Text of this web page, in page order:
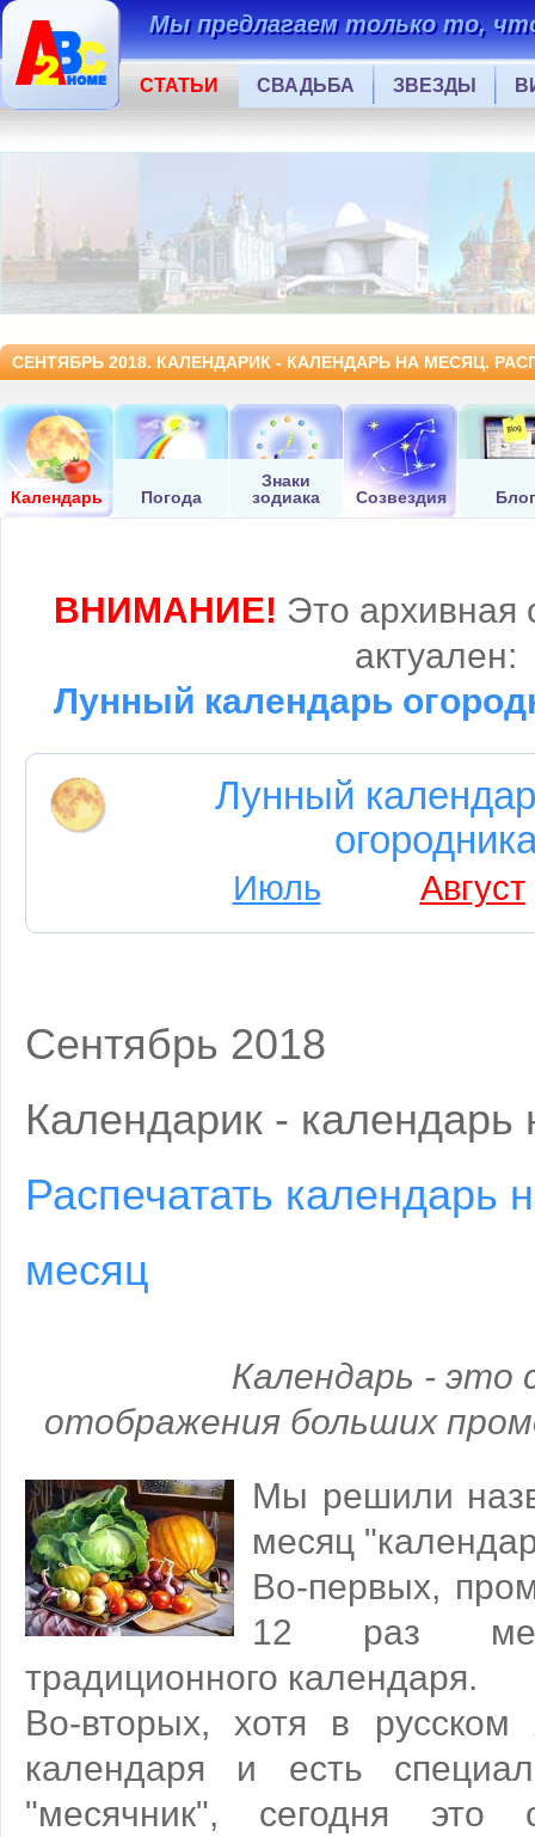
Мы предлагаем только то,
СТАТЬИ СВАДЬБА ЗВЕЗДЫ
СЕНТЯБРЬ 2018. КАЛЕНДАРИК - КАЛЕНДАРЬ НА МЕСЯЦ.
Календарь Погода
Знаки
зодиака
Созвездия Блог
ВНИМАНИЕ! Это архивная
актуален:
Лунный календарь
Лунный
Июль Август
Сентябрь 2018
Календарик - календарь
Распечатать календарь
месяц
Календарь - это
отображения больших
Мы решили
месяц
Во-первых,
12 раз
традиционного календаря.
Во-вторых, хотя в русском
календаря и есть
"месячник", сегодня это